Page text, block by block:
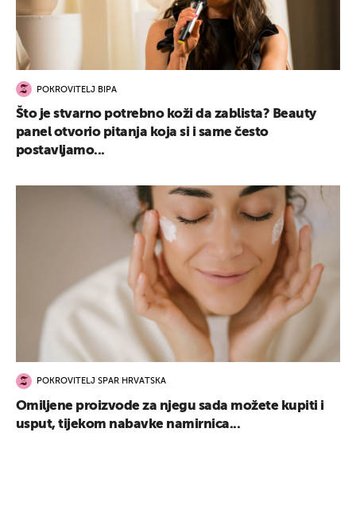
POKROVITELJ BIPA
Što je stvarno potrebno koži da zablista? Beauty
panel otvorio pitanja koja si i same često
postavljamo...
POKROVITELJ SPAR HRVATSKA
Omiljene proizvode za njegu sada možete kupiti i
usput, tijekom nabavke namirnica...